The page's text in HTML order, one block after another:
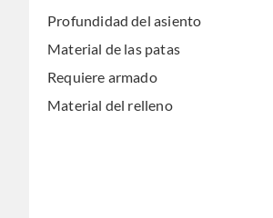
Profundidad del asiento
Material de las patas
Requiere armado
Material del relleno